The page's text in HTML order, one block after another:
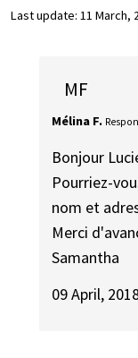
Last update: 11 March,
MF
Mélina F.
Bonjour
Pourriez-
nom et
Merci
Samantha
09 April,